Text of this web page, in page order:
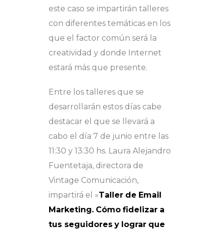
este caso se impartirán talleres
con diferentes temáticas en los
que el factor común será la
creatividad y donde Internet
estará más que presente.
Entre los talleres que se
desarrollarán estos días cabe
destacar el que se llevará a
cabo el día 7 de junio entre las
11:30 y 13:30 hs. Laura Alejandro
Fuentetaja, directora de
Vintage Comunicación,
impartirá el »Taller de Email
Marketing. Cómo fidelizar a
tus seguidores y lograr que